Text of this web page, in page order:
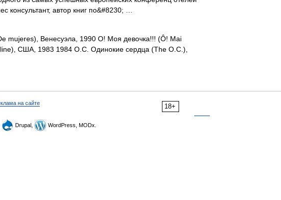
автор книг по&#8230; …
mujeres), Венесуэла, 1990 О! Моя девочка!!! (Ô! Mai
США, 1983 1984 О.С. Одинокие сердца (The O.C.),
18+
на сайте
Drupal, WordPress, MODx.